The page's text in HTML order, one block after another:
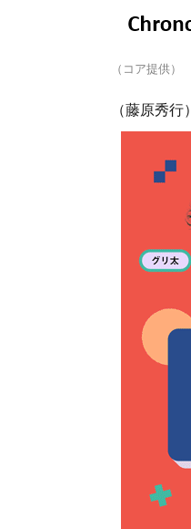
（コア提供）
（藤原秀行）